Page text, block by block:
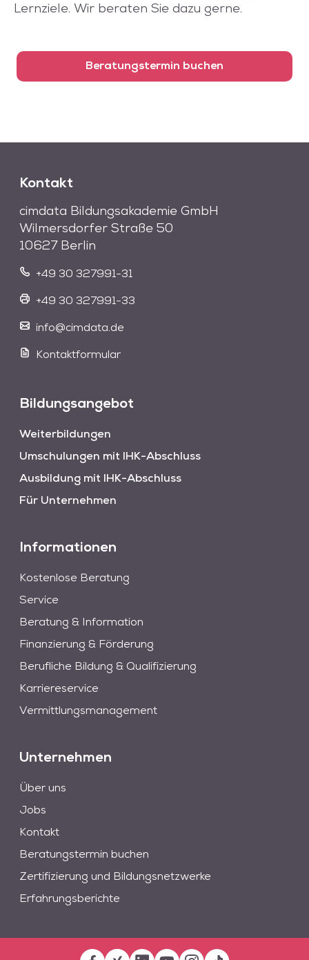
Lernziele. Wir beraten Sie dazu gerne.
Beratungstermin buchen
Kontakt
cimdata Bildungsakademie GmbH
Wilmersdorfer Straße 50
10627 Berlin
+49 30 327991-31
+49 30 327991-33
info@cimdata.de
Kontaktformular
Bildungsangebot
Weiterbildungen
Umschulungen mit IHK-Abschluss
Ausbildung mit IHK-Abschluss
Für Unternehmen
Informationen
Kostenlose Beratung
Service
Beratung & Information
Finanzierung & Förderung
Berufliche Bildung & Qualifizierung
Karriereservice
Vermittlungsmanagement
Unternehmen
Über uns
Jobs
Kontakt
Beratungstermin buchen
Zertifizierung und Bildungsnetzwerke
Erfahrungsberichte